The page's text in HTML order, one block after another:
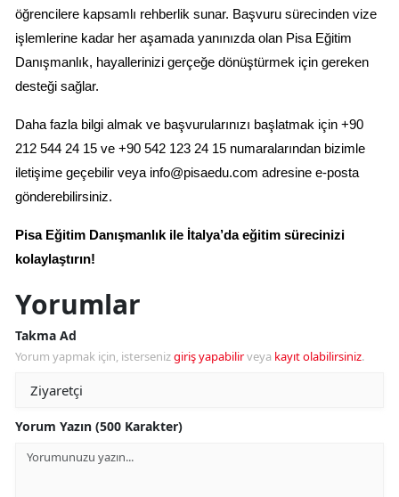
öğrencilere kapsamlı rehberlik sunar. Başvuru sürecinden vize
işlemlerine kadar her aşamada yanınızda olan Pisa Eğitim
Danışmanlık, hayallerinizi gerçeğe dönüştürmek için gereken
desteği sağlar.
Daha fazla bilgi almak ve başvurularınızı başlatmak için +90
212 544 24 15 ve +90 542 123 24 15 numaralarından bizimle
iletişime geçebilir veya info@pisaedu.com adresine e-posta
gönderebilirsiniz.
Pisa Eğitim Danışmanlık ile İtalya’da eğitim sürecinizi
kolaylaştırın!
Yorumlar
Takma Ad
Yorum yapmak için, istersenizgiriş yapabilirveya kayıt olabilirsiniz.
Yorum Yazın (500 Karakter)